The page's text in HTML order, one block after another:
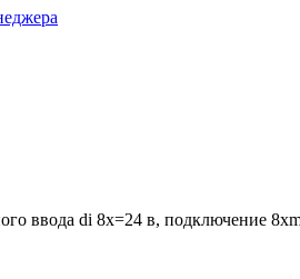
ввода di 8x=24 в, подключение